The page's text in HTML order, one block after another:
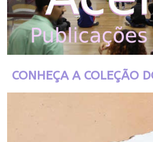
CONHEÇA A COLEÇÃO